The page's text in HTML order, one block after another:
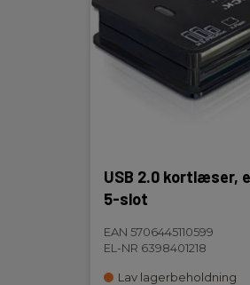
USB 2.0 kortlæser,
5-slot
EAN 5706445110599
EL-NR 6398401218
Lav lagerbeholdning